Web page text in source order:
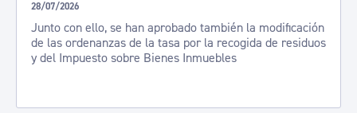
28/07/2026
Junto con ello, se han aprobado también la modificación
de las ordenanzas de la tasa por la recogida de residuos
y del Impuesto sobre Bienes Inmuebles